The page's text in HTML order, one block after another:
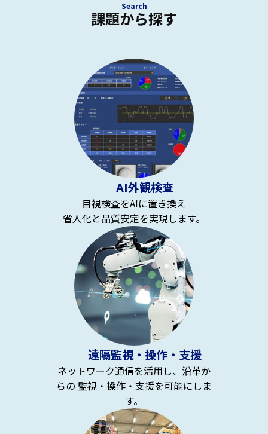
Search
課題から探す
AI外観検査
目視検査をAIに置き換え
省人化と品質安定を実現します。
遠隔監視・操作・支援
ネットワーク通信を活用し、沿革か
らの 監視・操作・支援を可能にしま
す。